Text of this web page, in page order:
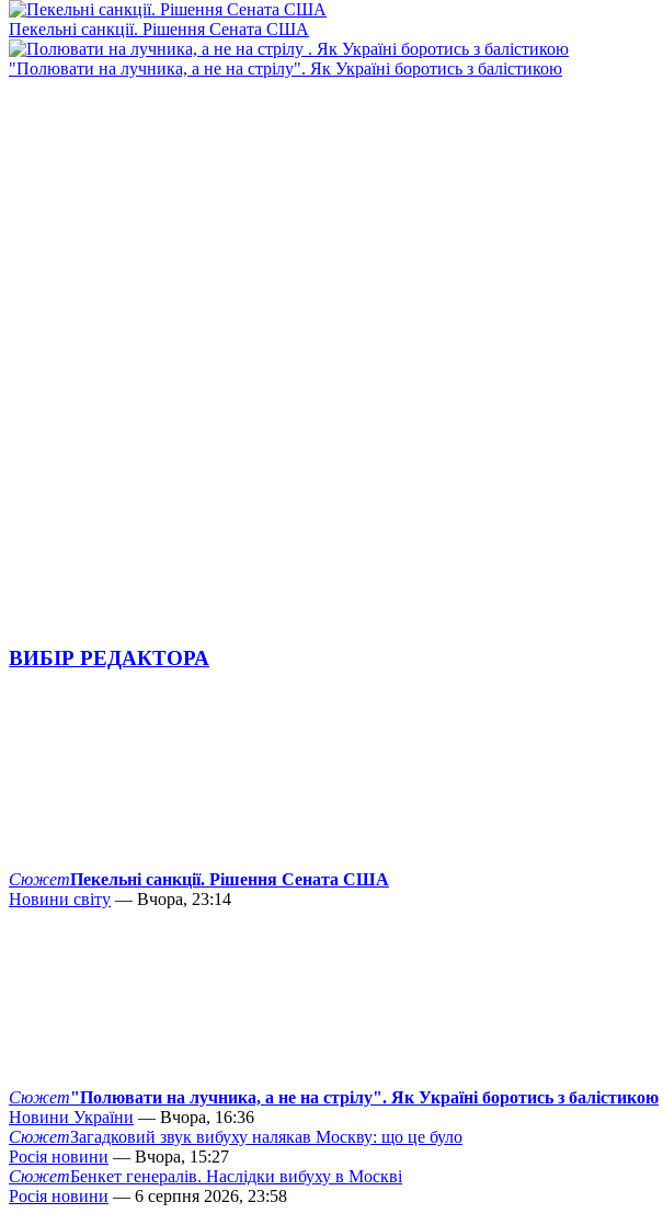
Пекельні санкції. Рішення Сената США
"Полювати на лучника, а не на стрілу". Як Україні боротись з балістикою
ВИБІР РЕДАКТОРА
СюжетПекельні санкції. Рішення Сената США
Новини світу — Вчора, 23:14
Сюжет"Полювати на лучника, а не на стрілу". Як Україні боротись з балістикою
Новини України — Вчора, 16:36
СюжетЗагадковий звук вибуху налякав Москву: що це було
Росія новини — Вчора, 15:27
СюжетБенкет генералів. Наслідки вибуху в Москві
Росія новини — 6 серпня 2026, 23:58